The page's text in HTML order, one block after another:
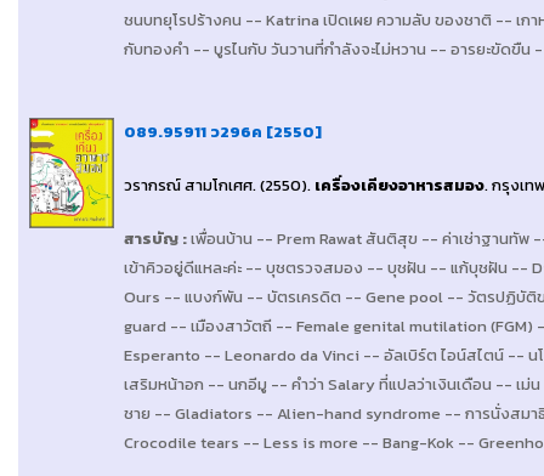
ชนบทยุโรปร้างคน -- Katrina เปิดเผย ความลับ ของชาติ -- เ
กับทองคำ -- บูรไนกับ วันวานที่กำลังจะไม่หวาน -- อารยะขัดขื
089.95911 ว296ค [2550]
วรากรณ์ สามโกเศศ. (2550). เครื่องเคียงอาหารสมอง.กรุงเท
สารบัญ :เพื่อนบ้าน -- Prem Rawat สันติสุข -- ค่าเช่าฐานทั
เข้าคิวอยู่ดีแหละค่ะ -- บุชตรวจสมอง -- บุชฝัน -- แก้บุชฝัน
Ours -- แบงก์พัน -- บัตรเครดิต -- Gene pool -- วัตรปฏิบั
guard -- เมืองสาวัตถี -- Female genital mutilation
Esperanto -- Leonardo da Vinci -- อัลเบิร์ต ไอน์สไตน์ --
เสริมหน้าอก -- นกอีมู -- คำว่า Salary ที่แปลว่าเงินเดือน -- เ
ชาย -- Gladiators -- Alien-hand syndrome -- การนั่งสม
Crocodile tears -- Less is more -- Bang-Kok --